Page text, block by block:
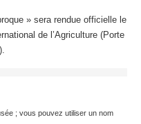
» sera rendue officielle le
de l’Agriculture (Porte
; vous pouvez utiliser un nom